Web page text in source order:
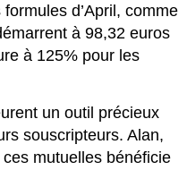
d’April, comme
à 98,32 euros
à 125% pour les
un outil précieux
souscripteurs. Alan,
mutuelles bénéficie